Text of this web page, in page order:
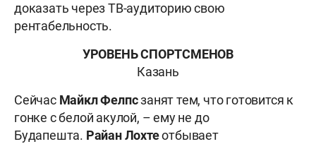
доказать через ТВ-аудиторию свою
рентабельность.
УРОВЕНЬ СПОРТСМЕНОВ
Казань
Сейчас Майкл Фелпсзанят тем, что готовится к
гонке с белой акулой, – ему не до
Будапешта. Райан Лохтеотбывает